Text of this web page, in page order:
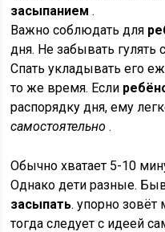
засыпанием .
Важно соблюдать для
дня. Не забывать
Спать укладывать его
то же время. Если
распорядку дня, ему
самостоятельно .
Обычно хватает 5-10
Однако дети разные.
засыпать. упорно зовёт
тогда следует с идеей